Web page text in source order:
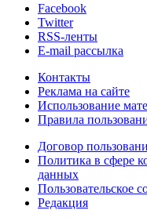
Facebook
Twitter
RSS-ленты
E-mail рассылка
Контакты
Реклама на сайте
Использование
Правила
Договор
Политика в сфере
данных
Пользовательское
Редакция